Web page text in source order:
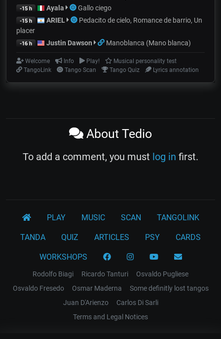
-15 h Ayala Gallo ciego
-15 h ARIEL
Pedacito de cielo, Romance de barrio, Un
placer
-16 h Justin Dawson Manoblanca (Mano blanca)
Welcome Info Play!
Musical personality test
TangoLink
Tango Scan Tango Quiz Lyrics annotation
About Tedio
To add a comment, you must log in first.
PLAY MUSIC SCAN TANGOLINK
TANDA QUIZ ARTICLES PSY CARDS
WORKSHOPS
Rodolfo Biagi Ricardo Tanturi
Osvaldo Pugliese
Osvaldo Fresedo
Osmar Maderna
Some definitly lost tangos
Juan D'Arienzo
Carlos Di Sarli
Terms and Legal Notices